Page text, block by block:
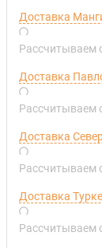
Доставка
Рассчитываем
Доставка
Рассчитываем
Доставка
Рассчитываем
Доставка
Рассчитываем